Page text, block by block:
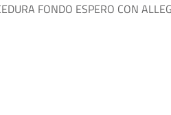
FONDO ESPERO CON